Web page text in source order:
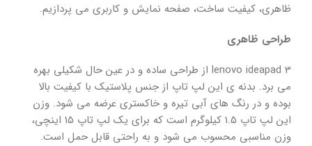
ظاهری، کیفیت ساخت، صفحه نمایش و کاربری می پردازیم.
طراحی ظاهری
lenovo ideapad 3 از طراحی ساده و در عین حال شکیلی بهره
می برد. بدنه ی این لپ تاپ از جنس پلاستیک با کیفیت بالا
بوده و در رنگ های آبی تیره و خاکستری عرضه می شود. وزن
این لپ تاپ 1.5 کیلوگرم است که برای یک لپ تاپ 15 اینچی،
وزن مناسبی محسوب می شود و به راحتی قابل حمل است.